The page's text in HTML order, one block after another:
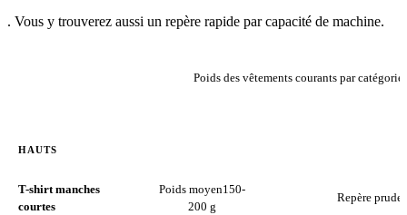
. Vous y trouverez aussi un repère rapide par capacité de machine.
Poids des vêtements courants par catégorie
HAUTS
T-shirt manches
courtes
Poids moyen150-
200 g
Repère